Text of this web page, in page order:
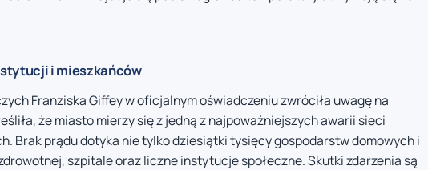
i mieszkańców
Franziska Giffey w oficjalnym oświadczeniu zwróciła uwagę na
że miasto mierzy się z jedną z najpoważniejszych awarii sieci
Brak prądu dotyka nie tylko dziesiątki tysięcy gospodarstw domowych i
szpitale oraz liczne instytucje społeczne. Skutki zdarzenia są